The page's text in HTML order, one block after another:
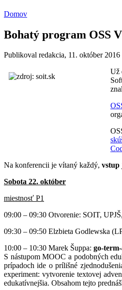
Domov
Bohatý program OSS
Publikoval redakcia, 11. október 2016
Už
Na konferencii je vítaný každý,
Sobota 22. október
miestnosť P1
09:00 – 09:30 Otvorenie: SOIT, UPJŠ,
09:30 – 09:50 Elzbieta Godlewska
10:00 – 10:30 Marek Šuppa: go-
S nástupom MOOC a podobných
prípadoch ide o prílišné
experiment: vytvorenie textovej
edukatívnejšia. Obsahom tejto